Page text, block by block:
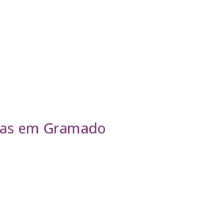
em Gramado